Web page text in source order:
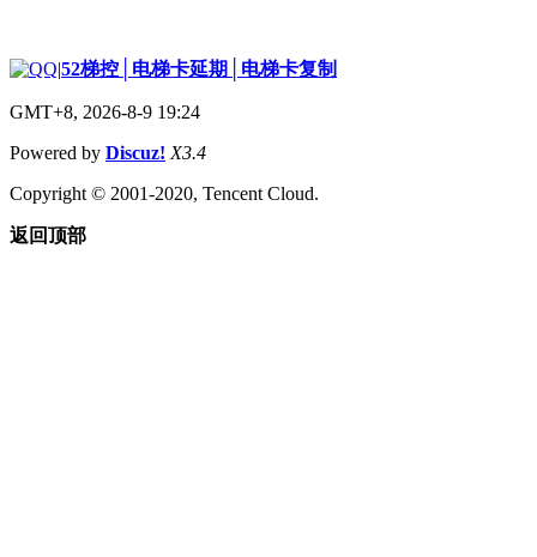
|52梯控│电梯卡延期│电梯卡复制
GMT+8, 2026-8-9 19:24
Powered by Discuz! X3.4
Copyright © 2001-2020, Tencent Cloud.
返回顶部